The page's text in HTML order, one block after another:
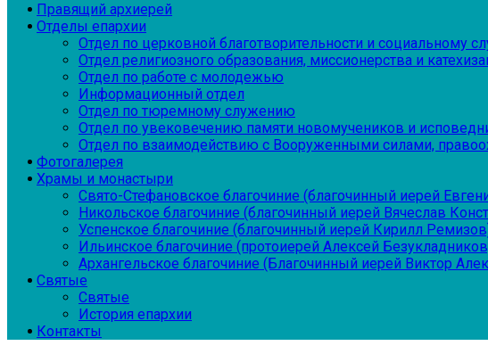
Правящий архиерей
Отделы епархии
Отдел по церковной благотворительности и социальному
Отдел религиозного образования, миссионерства и
Отдел по работе с молодежью
Информационный отдел
Отдел по тюремному служению
Отдел по увековечению памяти новомучеников и
Отдел по взаимодействию с Вооруженными силами,
Фотогалерея
Храмы и монастыри
Свято-Стефановское благочиние (благочинный иерей
Никольское благочиние (благочинный иерей Вячеслав
Успенское благочиние (благочинный иерей Кирилл
Ильинское благочиние (протоиерей Алексей
Архангельское благочиние (Благочинный иерей Виктор
Святые
Святые
История епархии
Контакты